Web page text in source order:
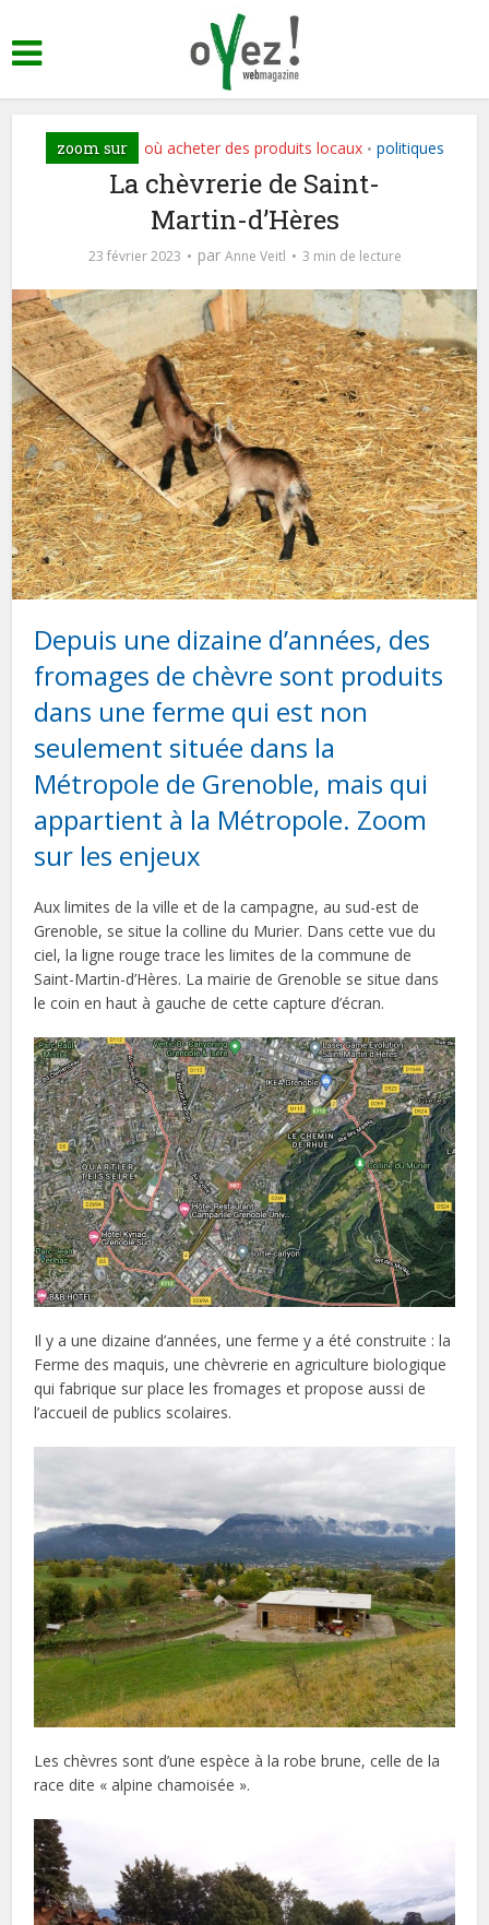
zoom sur où acheter des produits locaux • politiques
La chèvrerie de Saint-
Martin-d’Hères
23 février 2023 par Anne Veitl 3 min de lecture
Depuis une dizaine d’années, des
fromages de chèvre sont produits
dans une ferme qui est non
seulement située dans la
Métropole de Grenoble, mais qui
appartient à la Métropole. Zoom
sur les enjeux
Aux limites de la ville et de la campagne, au sud-est de
Grenoble, se situe la colline du Murier. Dans cette vue du
ciel, la ligne rouge trace les limites de la commune de
Saint-Martin-d’Hères. La mairie de Grenoble se situe dans
le coin en haut à gauche de cette capture d’écran.
Il y a une dizaine d’années, une ferme y a été construite : la
Ferme des maquis, une chèvrerie en agriculture biologique
qui fabrique sur place les fromages et propose aussi de
l’accueil de publics scolaires.
Les chèvres sont d’une espèce à la robe brune, celle de la
race dite « alpine chamoisée ».